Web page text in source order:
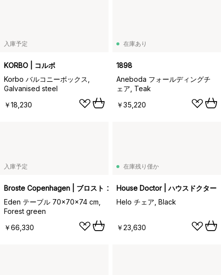
入庫予定
KORBO | コルボ
Korbo バルコニーボックス,
Galvanised steel
￥18,230
在庫あり
1898
Aneboda フォールディングチ
ェア, Teak
￥35,220
入庫予定
Broste Copenhagen | ブロスト コペンハーゲン
Eden テーブル 70x70x74 cm,
Forest green
￥66,330
在庫残り僅か
House Doctor | ハウスドクター
Helo チェア, Black
￥23,630